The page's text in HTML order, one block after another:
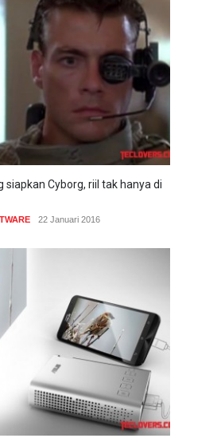
siapkan Cyborg, riil tak hanya di
22 Januari 2016